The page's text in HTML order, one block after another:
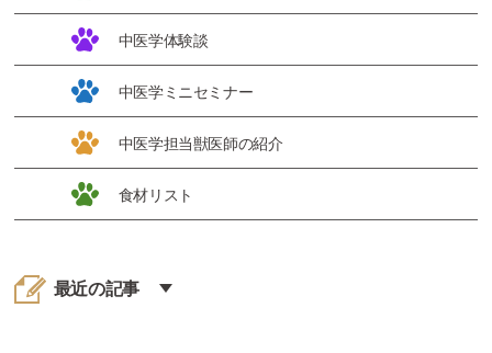
中医学体験談
中医学ミニセミナー
中医学担当獣医師の紹介
食材リスト
最近の記事